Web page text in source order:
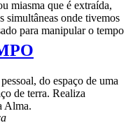
miasma que é extraída,
simultâneas onde tivemos
para manipular o tempo
do espaço de uma
de terra. Realiza
Alma.